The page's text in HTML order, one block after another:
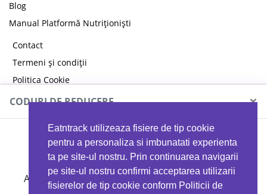
Eatntrack utilizeaza fisiere de tip cookie
pentru a personaliza si imbunatati experienta
ta pe site-ul nostru. Prin continuarea navigarii
pe site-ul nostru confirmi acceptarea utilizarii
fisierelor de tip cookie conform Politicii de
Blog
Manual Platformă Nutriționiști
Contact
Termeni și condiții
Politica Cookie
Politica de confidențialitate
CODURI DE REDUCERE ×
MYPROTEIN
Ai 40%reducere la orice comandă folosind codul